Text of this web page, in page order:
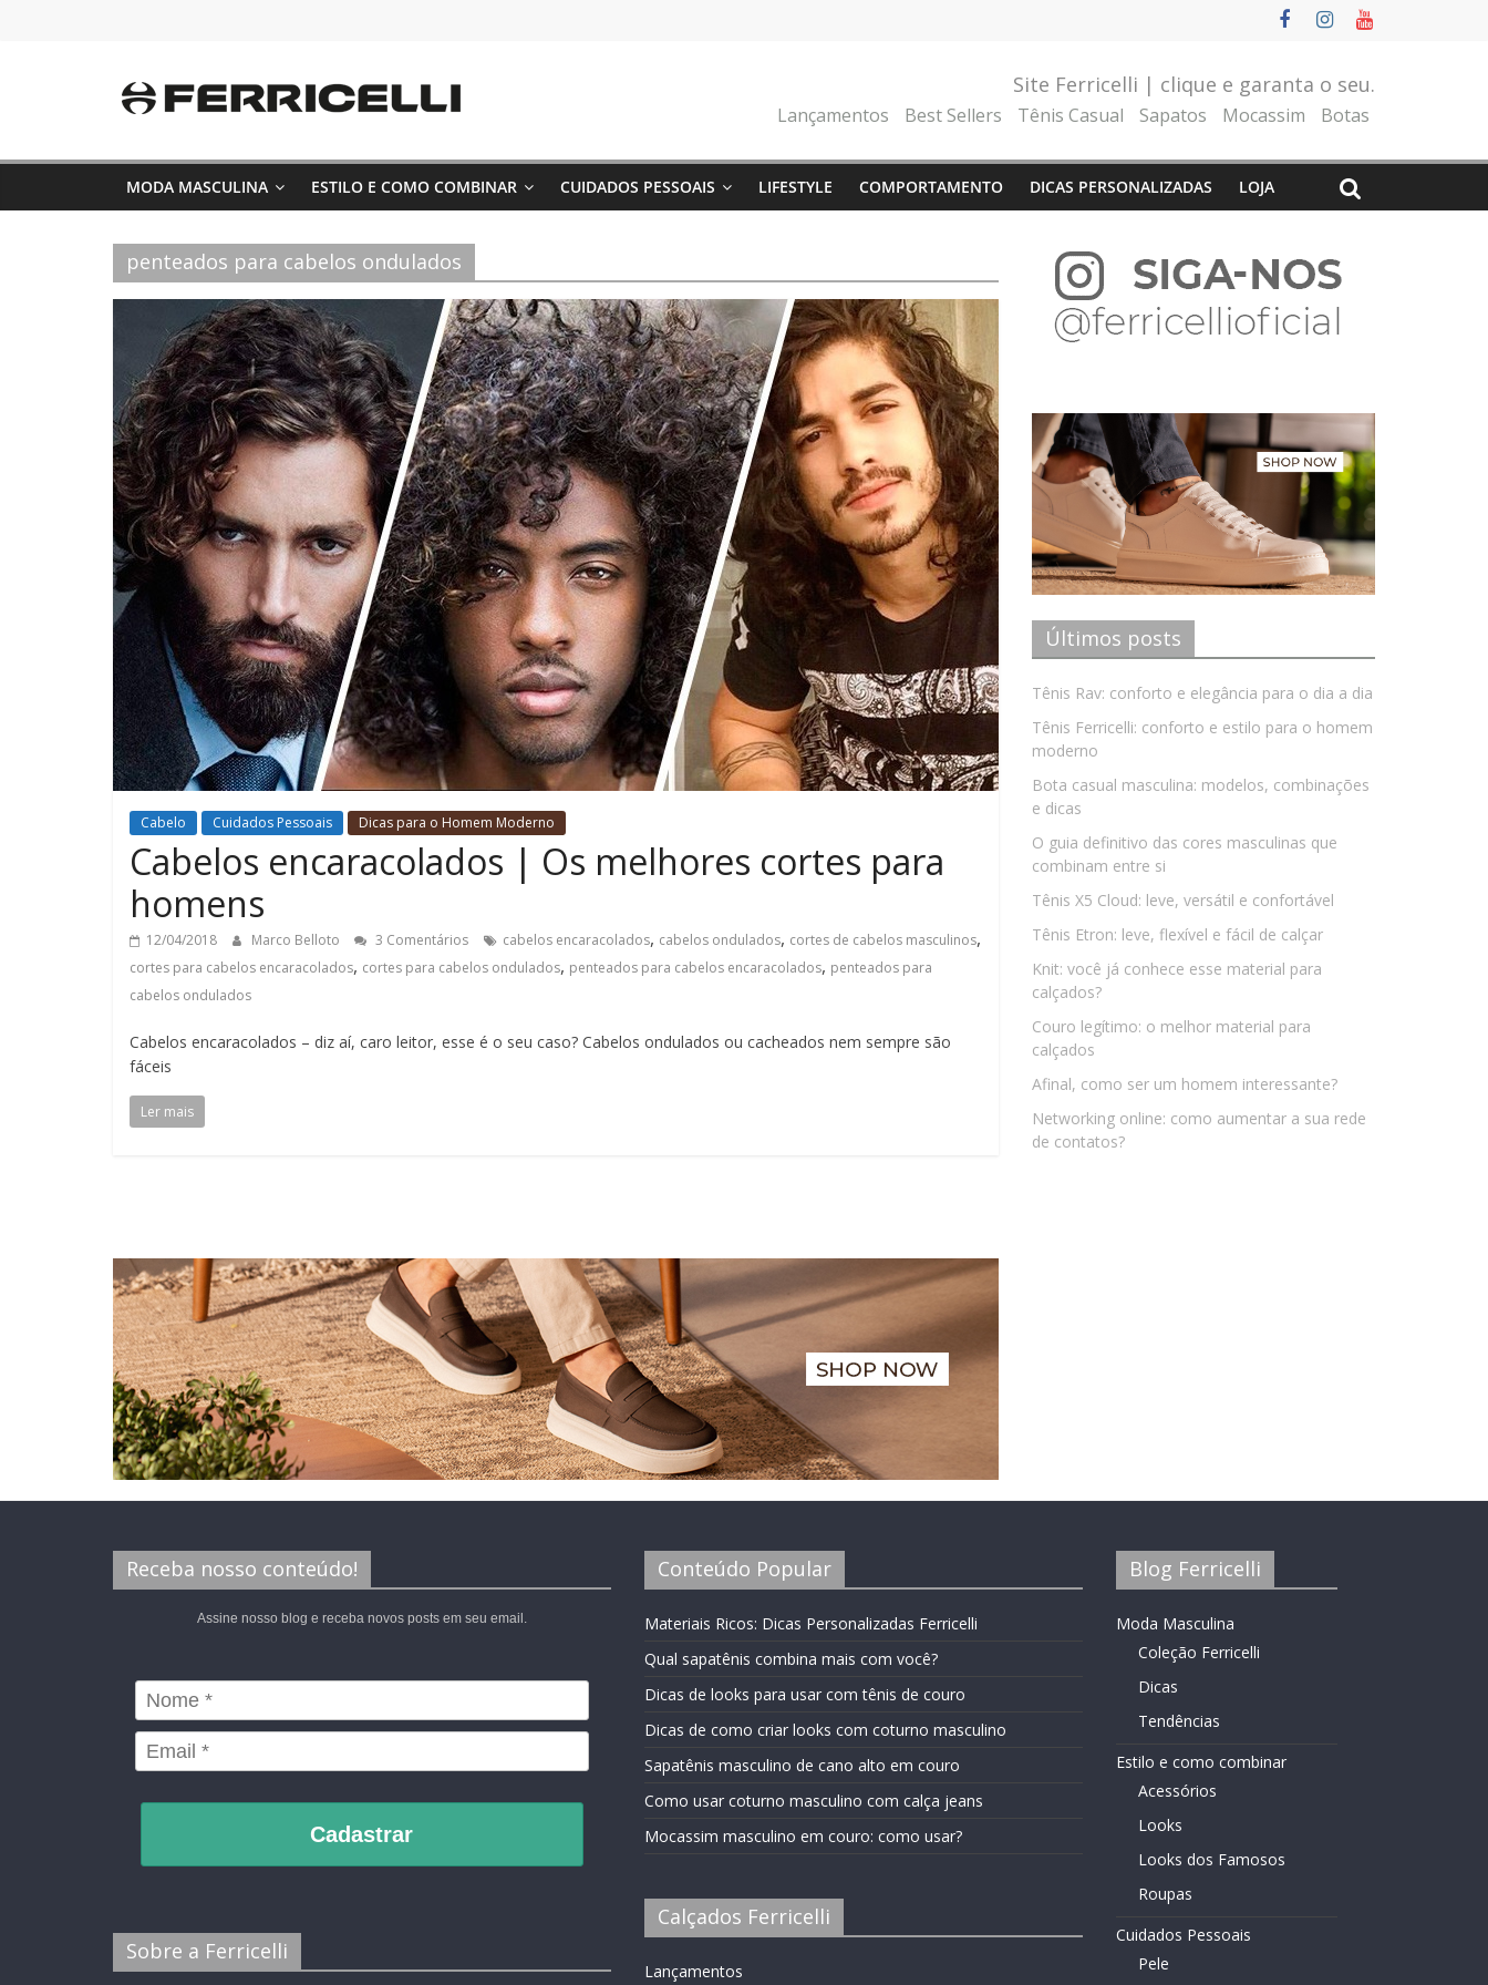
Site Ferricelli | clique e garanta o seu.
Lançamentos Best Sellers Tênis Casual Sapatos Mocassim Botas
MODA MASCULINA ESTILO E COMO COMBINAR CUIDADOS PESSOAIS LIFESTYLE COMPORTAMENTO DICAS PERSONALIZADAS LOJA
penteados para cabelos ondulados
Cabelo Cuidados Pessoais Dicas para o Homem Moderno
Cabelos encaracolados | Os melhores cortes para
homens
12/04/2018 Marco Belloto 3 Comentários cabelos encaracolados, cabelos ondulados, cortes de cabelos masculinos,
cortes para cabelos encaracolados, cortes para cabelos ondulados, penteados para cabelos encaracolados, penteados para
cabelos ondulados
Cabelos encaracolados – diz aí, caro leitor, esse é o seu caso? Cabelos ondulados ou cacheados nem sempre são
fáceis
Ler mais
Últimos posts
Tênis Rav: conforto e elegância para o dia a dia
Tênis Ferricelli: conforto e estilo para o homem
moderno
Bota casual masculina: modelos, combinações
e dicas
O guia definitivo das cores masculinas que
combinam entre si
Tênis X5 Cloud: leve, versátil e confortável
Tênis Etron: leve, flexível e fácil de calçar
Knit: você já conhece esse material para
calçados?
Couro legítimo: o melhor material para
calçados
Afinal, como ser um homem interessante?
Networking online: como aumentar a sua rede
de contatos?
Receba nosso conteúdo!
Assine nosso blog e receba novos posts em seu email.
Cadastrar
Sobre a Ferricelli
Conteúdo Popular
Materiais Ricos: Dicas Personalizadas Ferricelli
Qual sapatênis combina mais com você?
Dicas de looks para usar com tênis de couro
Dicas de como criar looks com coturno masculino
Sapatênis masculino de cano alto em couro
Como usar coturno masculino com calça jeans
Mocassim masculino em couro: como usar?
Calçados Ferricelli
Lançamentos
Blog Ferricelli
Moda Masculina
Coleção Ferricelli
Dicas
Tendências
Estilo e como combinar
Acessórios
Looks
Looks dos Famosos
Roupas
Cuidados Pessoais
Pele